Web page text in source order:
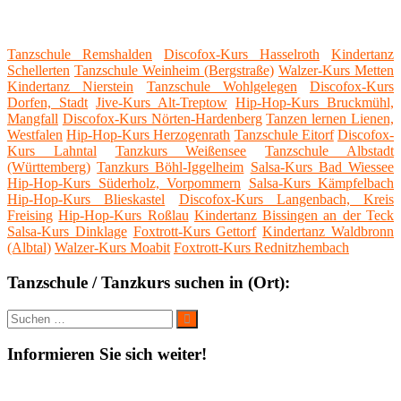
Tanzschule Remshalden Discofox-Kurs Hasselroth
Kindertanz
Schellerten Tanzschule Weinheim (Bergstraße) Walzer-Kurs Metten
Kindertanz Nierstein
Tanzschule Wohlgelegen
Discofox-Kurs
Dorfen, Stadt Jive-Kurs Alt-Treptow Hip-Hop-Kurs Bruckmühl,
Mangfall Discofox-Kurs Nörten-Hardenberg Tanzen lernen Lienen,
Westfalen Hip-Hop-Kurs Herzogenrath Tanzschule Eitorf Discofox-
Kurs Lahntal
Tanzkurs Weißensee
Tanzschule Albstadt
(Württemberg) Tanzkurs Böhl-Iggelheim Salsa-Kurs Bad Wiessee
Hip-Hop-Kurs Süderholz, Vorpommern
Salsa-Kurs Kämpfelbach
Hip-Hop-Kurs Blieskastel
Discofox-Kurs Langenbach, Kreis
Freising Hip-Hop-Kurs Roßlau Kindertanz Bissingen an der Teck
Salsa-Kurs Dinklage Foxtrott-Kurs Gettorf Kindertanz Waldbronn
(Albtal) Walzer-Kurs Moabit Foxtrott-Kurs Rednitzhembach
Tanzschule / Tanzkurs suchen in (Ort):
Suche
nach:
Suchen
Informieren Sie sich weiter!